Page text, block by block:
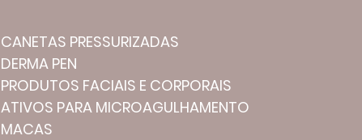
CANETAS PRESSURIZADAS
DERMA PEN
PRODUTOS FACIAIS E CORPORAIS
ATIVOS PARA MICROAGULHAMENTO
MACAS